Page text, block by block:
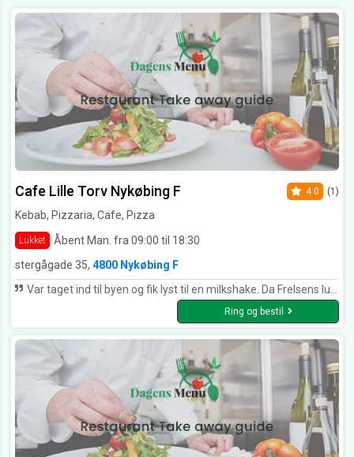
Cafe Lille Torv Nykøbing F
Kebab, Pizzaria, Cafe, Pizza
Lukket Åbent Man. fra 09:00 til 18:30
4.0 (1)
stergågade 35, 4800 Nykøbing F
Var taget ind til byen og fik lyst til en milkshake. Da Frelsens lukkede foran næsen på os, gik vi til caféen på lille torv. Det fortryder vi ikke. Han serverede den lækreste milkshake til fruen og jeg. Min kone blev helt vild og bestilte en mere😀 Så kan det ikke blive bedre, vi kommer igen næste weekend 😀
Ring og bestil